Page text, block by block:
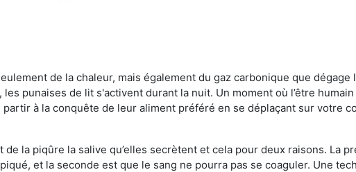
de la chaleur, mais également du gaz carbonique que
punaises de lit s'activent durant la nuit. Un moment où l’être
à la conquête de leur aliment préféré en se déplaçant sur votre
la piqûre la salive qu’elles secrètent et cela pour deux raisons. La
et la seconde est que le sang ne pourra pas se coaguler. Une